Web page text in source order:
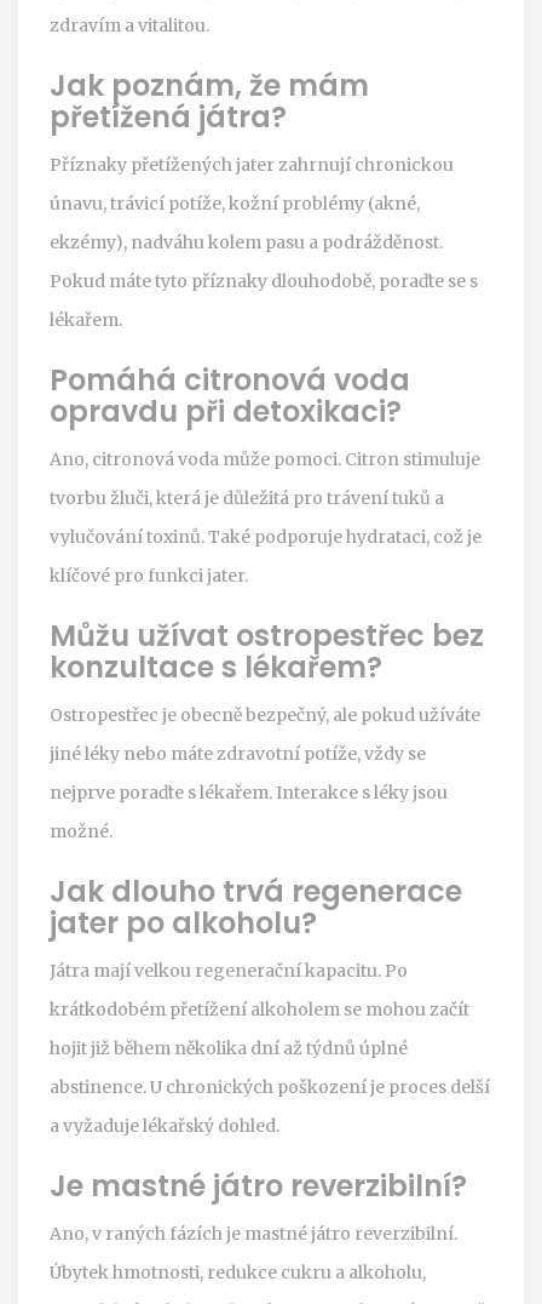
zdravím a vitalitou.
Jak poznám, že mám
přetížená játra?
Příznaky přetížených jater zahrnují chronickou
únavu, trávicí potíže, kožní problémy (akné,
ekzémy), nadváhu kolem pasu a podrážděnost.
Pokud máte tyto příznaky dlouhodobě, poraďte se s
lékařem.
Pomáhá citronová voda
opravdu při detoxikaci?
Ano, citronová voda může pomoci. Citron stimuluje
tvorbu žluči, která je důležitá pro trávení tuků a
vylučování toxinů. Také podporuje hydrataci, což je
klíčové pro funkci jater.
Můžu užívat ostropestřec bez
konzultace s lékařem?
Ostropestřec je obecně bezpečný, ale pokud užíváte
jiné léky nebo máte zdravotní potíže, vždy se
nejprve poraďte s lékařem. Interakce s léky jsou
možné.
Jak dlouho trvá regenerace
jater po alkoholu?
Játra mají velkou regenerační kapacitu. Po
krátkodobém přetížení alkoholem se mohou začít
hojit již během několika dní až týdnů úplné
abstinence. U chronických poškození je proces delší
a vyžaduje lékařský dohled.
Je mastné játro reverzibilní?
Ano, v raných fázích je mastné játro reverzibilní.
Úbytek hmotnosti, redukce cukru a alkoholu,